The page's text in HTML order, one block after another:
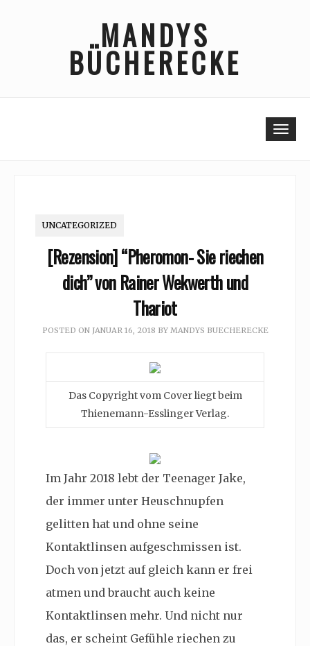
MANDYS
BÜCHERECKE
UNCATEGORIZED
[Rezension] “Pheromon- Sie riechen
dich” von Rainer Wekwerth und
Thariot
POSTED ON JANUAR 16, 2018 BY MANDYS BUECHERECKE
Das Copyright vom Cover liegt beim
Thienemann-Esslinger Verlag.
Im Jahr 2018 lebt der Teenager Jake,
der immer unter Heuschnupfen
gelitten hat und ohne seine
Kontaktlinsen aufgeschmissen ist.
Doch von jetzt auf gleich kann er frei
atmen und braucht auch keine
Kontaktlinsen mehr. Und nicht nur
das, er scheint Gefühle riechen zu